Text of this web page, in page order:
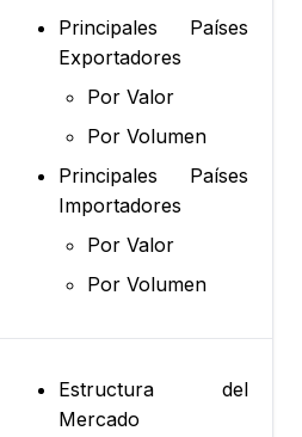
Principales Países
Exportadores
Por Valor
Por Volumen
Principales Países
Importadores
Por Valor
Por Volumen
Estructura del
Mercado